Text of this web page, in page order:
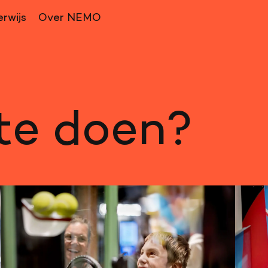
Over NEMO
doen?